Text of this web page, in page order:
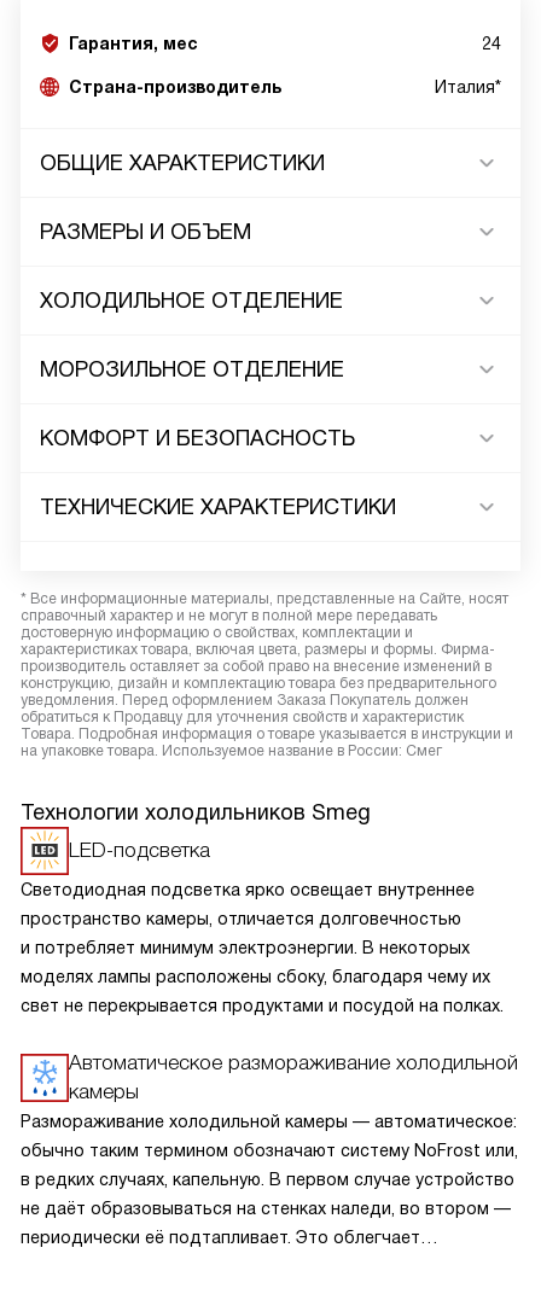
Гарантия, мес 24
Страна-производитель Италия*
ОБЩИЕ ХАРАКТЕРИСТИКИ
РАЗМЕРЫ И ОБЪЕМ
ХОЛОДИЛЬНОЕ ОТДЕЛЕНИЕ
МОРОЗИЛЬНОЕ ОТДЕЛЕНИЕ
КОМФОРТ И БЕЗОПАСНОСТЬ
ТЕХНИЧЕСКИЕ ХАРАКТЕРИСТИКИ
* Все информационные материалы, представленные на Сайте, носят
справочный характер и не могут в полной мере передавать
достоверную информацию о свойствах, комплектации и
характеристиках товара, включая цвета, размеры и формы. Фирма-
производитель оставляет за собой право на внесение изменений в
конструкцию, дизайн и комплектацию товара без предварительного
уведомления. Перед оформлением Заказа Покупатель должен
обратиться к Продавцу для уточнения свойств и характеристик
Товара. Подробная информация о товаре указывается в инструкции и
на упаковке товара. Используемое название в России: Смег
Технологии холодильников Smeg
LED-подсветка
Светодиодная подсветка ярко освещает внутреннее
пространство камеры, отличается долговечностью
и потребляет минимум электроэнергии. В некоторых
моделях лампы расположены сбоку, благодаря чему их
свет не перекрывается продуктами и посудой на полках.
Автоматическое размораживание холодильной
камеры
Размораживание холодильной камеры — автоматическое:
обычно таким термином обозначают систему NoFrost или,
в редких случаях, капельную. В первом случае устройство
не даёт образовываться на стенках наледи, во втором —
периодически её подтапливает. Это облегчает